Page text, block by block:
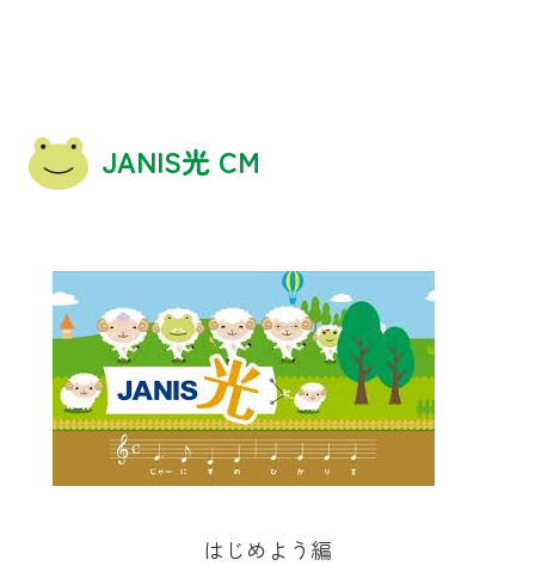
JANIS光 CM
はじめよう編